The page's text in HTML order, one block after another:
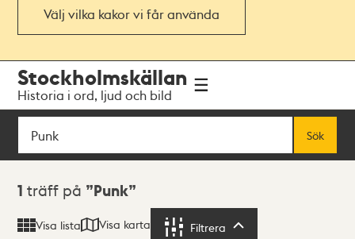
Välj vilka kakor vi får använda
navigationen
huvudinnehållet
Stockholmskällan
Historia i ord, ljud och bild
Sök
Sök
Sökresultat
1 träff på Punk
Visa lista Visa karta Filtrera